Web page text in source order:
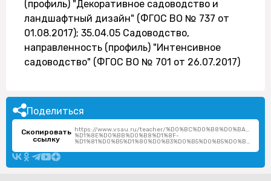
(профиль) "Декоративное садоводство и
ландшафтный дизайн" (ФГОС ВО № 737 от
01.08.2017); 35.04.05 Садоводство,
направленность (профиль) "Интенсивное
садоводство" (ФГОС ВО № 701 от 26.07.2017)
Поделиться
Скопировать
ссылку
https://www.vsau.ru/teacher/
%D1%8E%D0%BB%D0%B8%D1%8F-
%D1%81%D0%B5%D1%80%D0%B3%D0%B5%D0%B5%D0%B2%D0%BD%D0%B0/